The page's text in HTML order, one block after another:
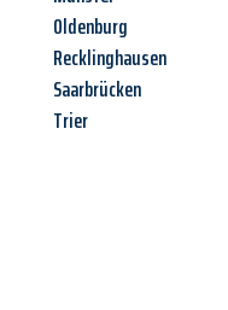
Oldenburg
Recklinghausen
Saarbrücken
Trier